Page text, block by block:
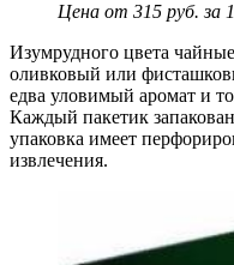
Цена от 315 руб. за
Изумрудного цвета
оливковый или
едва уловимый аромат и
Каждый пакетик
упаковка имеет
извлечения.